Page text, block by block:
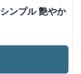
ンプル 艶やか